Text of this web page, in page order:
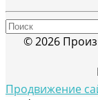
© 2026
Продвижение